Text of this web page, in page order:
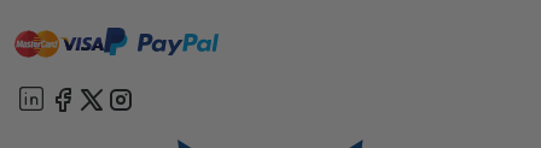
mastervisa paypal